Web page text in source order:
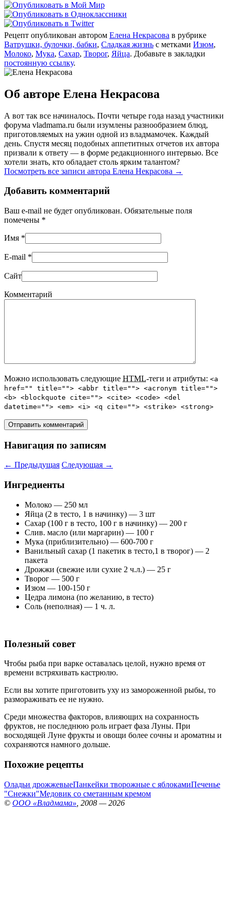
Рецепт опубликован автором Елена Некрасова в рубрике
Ватрушки, булочки, бабки, Сладкая жизнь с метками Изюм,
Молоко, Мука, Сахар, Творог, Яйца. Добавьте в закладки
постоянную ссылку.
Об авторе Елена Некрасова
А вот так все начиналось. Почти четыре года назад участники
форума vladmama.ru были изумлены разнообразием блюд,
приготовляемых на ужин одной из владмамочек. Каждый
день. Спустя месяц подобных аппетитных отчетов их автора
призвали к ответу — в форме редакционного интервью. Все
хотели знать, кто обладает столь ярким талантом?
Посмотреть все записи автора Елена Некрасова →
Добавить комментарий
Ваш e-mail не будет опубликован. Обязательные поля
помечены *
Имя *
E-mail *
Сайт
Комментарий
Можно использовать следующие HTML-теги и атрибуты: <a
href="" title=""> <abbr title=""> <acronym title="">
<b> <blockquote cite=""> <cite> <code> <del
datetime=""> <em> <i> <q cite=""> <strike> <strong>
Навигация по записям
← Предыдущая Следующая →
Ингредиенты
Молоко — 250 мл
Яйца (2 в тесто, 1 в начинку) — 3 шт
Сахар (100 г в тесто, 100 г в начинку) — 200 г
Слив. масло (или маргарин) — 100 г
Мука (приблизительно) — 600-700 г
Ванильный сахар (1 пакетик в тесто,1 в творог) — 2
пакета
Дрожжи (свежие или сухие 2 ч.л.) — 25 г
Творог — 500 г
Изюм — 100-150 г
Цедра лимона (по желанию, в тесто)
Соль (неполная) — 1 ч. л.
Полезный совет
Чтобы рыба при варке оставалась целой, нужно время от
времени встряхивать кастрюлю.
Если вы хотите приготовить уху из замороженной рыбы, то
размораживать ее не нужно.
Среди множества факторов, влияющих на сохранность
фруктов, не последнюю роль играет фаза Луны. При
восходящей Луне фрукты и овощи более сочны и ароматны и
сохраняются намного дольше.
Похожие рецепты
Оладьи дрожжевыеПанкейки творожные с яблокамиПеченье
"Снежки"Медовик со сметанным кремом
© ООО «Владмама» , 2008 — 2026